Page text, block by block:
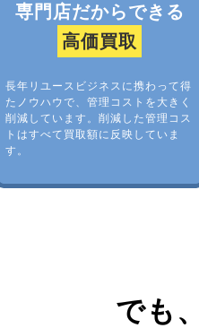
専門店だからできる
高価買取
長年リユースビジネスに携わって得
たノウハウで、管理コストを大きく
削減しています。削減した管理コス
トはすべて買取額に反映していま
す。
でも、